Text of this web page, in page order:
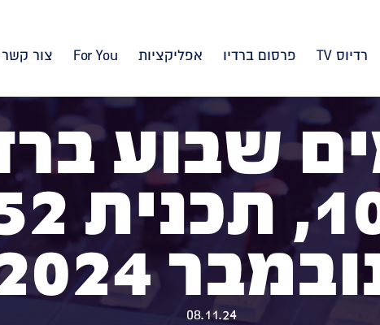
רדיוס TV פרסום ברדיו אפליקציות For You צור קשר
שבוע
2024
08.11.24